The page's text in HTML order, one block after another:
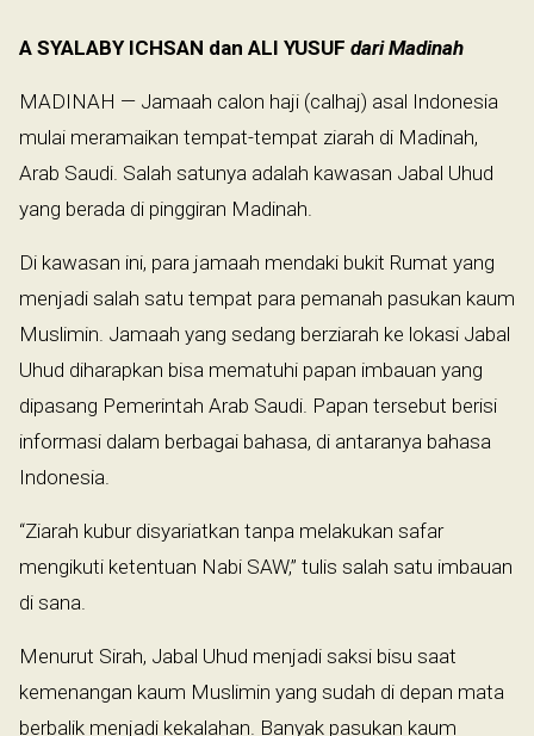
A SYALABY ICHSAN dan ALI YUSUF dari Madinah
MADINAH — Jamaah calon haji (calhaj) asal Indonesia
mulai meramaikan tempat-tempat ziarah di Madinah,
Arab Saudi. Salah satunya adalah kawasan Jabal Uhud
yang berada di pinggiran Madinah.
Di kawasan ini, para jamaah mendaki bukit Rumat yang
menjadi salah satu tempat para pemanah pasukan kaum
Muslimin. Jamaah yang sedang berziarah ke lokasi Jabal
Uhud diharapkan bisa mematuhi papan imbauan yang
dipasang Pemerintah Arab Saudi. Papan tersebut berisi
informasi dalam berbagai bahasa, di antaranya bahasa
Indonesia.
“Ziarah kubur disyariatkan tanpa melakukan safar
mengikuti ketentuan Nabi SAW,” tulis salah satu imbauan
di sana.
Menurut Sirah, Jabal Uhud menjadi saksi bisu saat
kemenangan kaum Muslimin yang sudah di depan mata
berbalik menjadi kekalahan. Banyak pasukan kaum